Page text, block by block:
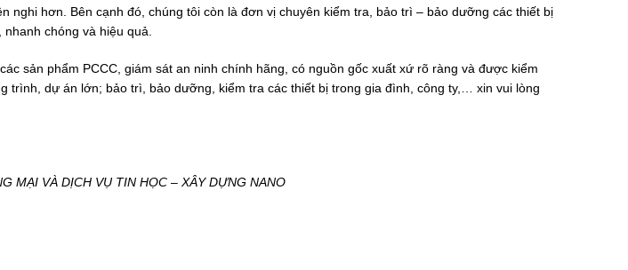
nghi hơn. Bên cạnh đó, chúng tôi còn là đơn vị chuyên kiểm tra, bảo trì – bảo dưỡng các thiết bị
chóng và hiệu quả.
sản phẩm PCCC, giám sát an ninh chính hãng, có nguồn gốc xuất xứ rõ ràng và được kiểm
trình, dự án lớn; bảo trì, bảo dưỡng, kiểm tra các thiết bị trong gia đình, công ty,… xin vui lòng
MẠI VÀ DỊCH VỤ TIN HỌC – XÂY DỰNG NANO